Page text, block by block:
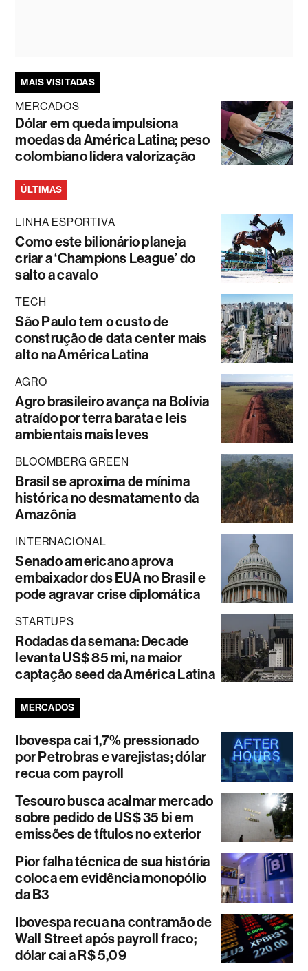
MAIS VISITADAS
MERCADOS
Dólar em queda impulsiona
moedas da América Latina; peso
colombiano lidera valorização
ÚLTIMAS
LINHA ESPORTIVA
Como este bilionário planeja
criar a ‘Champions League’ do
salto a cavalo
TECH
São Paulo tem o custo de
construção de data center mais
alto na América Latina
AGRO
Agro brasileiro avança na Bolívia
atraído por terra barata e leis
ambientais mais leves
BLOOMBERG GREEN
Brasil se aproxima de mínima
histórica no desmatamento da
Amazônia
INTERNACIONAL
Senado americano aprova
embaixador dos EUA no Brasil e
pode agravar crise diplomática
STARTUPS
Rodadas da semana: Decade
levanta US$ 85 mi, na maior
captação seed da América Latina
MERCADOS
Ibovespa cai 1,7% pressionado
por Petrobras e varejistas; dólar
recua com payroll
Tesouro busca acalmar mercado
sobre pedido de US$ 35 bi em
emissões de títulos no exterior
Pior falha técnica de sua história
coloca em evidência monopólio
da B3
Ibovespa recua na contramão de
Wall Street após payroll fraco;
dólar cai a R$ 5,09